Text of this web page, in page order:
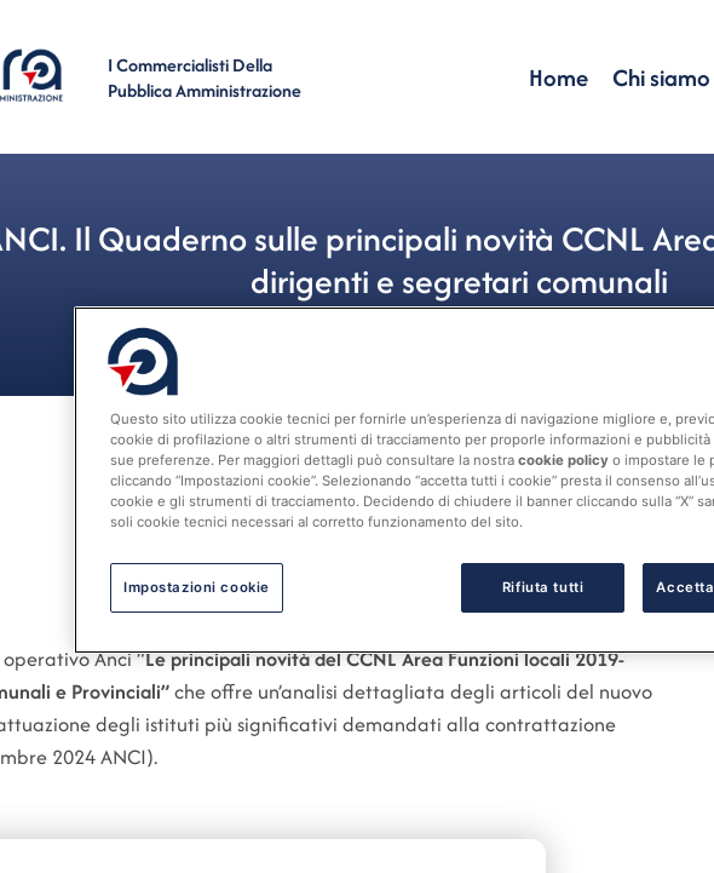
I Commercialisti Della
Pubblica Amministrazione
Home Chi siamo
Il Quaderno sulle principali novità CCNL
dirigenti e segretari comunali
Personale ANCI,CCNL
Anci “Le principali novità del CCNL Area Funzioni locali 2019-
e Provinciali”che offre un’analisi dettagliata degli articoli del nuovo
degli istituti più significativi demandati alla contrattazione
2024 ANCI).
Questo sito utilizza cookie tecnici per fornirle un’esperienza di navigazione migliore e,
cookie di profilazione o altri strumenti di tracciamento per proporle informazioni e pubblicità
sue preferenze. Per maggiori dettagli può consultare la nostra cookie policy o impostare le
cliccando “Impostazioni cookie”. Selezionando “accetta tutti i cookie” presta il consenso
cookie e gli strumenti di tracciamento. Decidendo di chiudere il banner cliccando sulla “X”
soli cookie tecnici necessari al corretto funzionamento del sito.
Rifiuta tutti
Impostazioni cookie